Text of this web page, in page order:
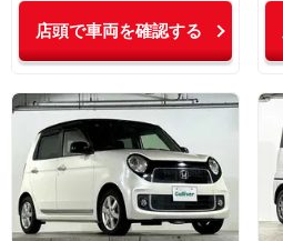
店頭で車両を確認する